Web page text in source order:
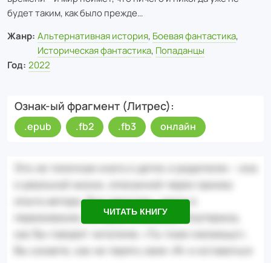
будет таким, как было прежде…
Жанр: Альтернативная история, Боевая фантастика,
Историческая фантастика, Попаданцы
Год: 2022
Ознак-ый фрагмент (Литрес)
.epub .fb2 .fb3 онлайн
ЧИТАТЬ КНИГУ